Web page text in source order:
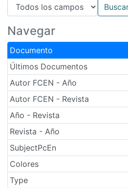
Navegar
Documento
Últimos Documentos
Autor FCEN - Año
Autor FCEN - Revista
Año - Revista
Revista - Año
SubjectPcEn
Colores
Type